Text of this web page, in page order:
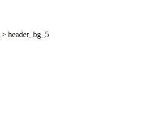
> header_bg_5